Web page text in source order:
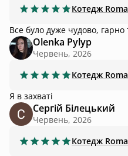
допомогти. Єдине, що варто мати
але для тих, хто любить
може бути корисною.
враження. Дякуємо за
Котедж
Все було дуже чудово,
Olenka Pylyp
Червень, 2026
Котедж
Я в захваті
Сергій Білецький
Червень, 2026
Котедж